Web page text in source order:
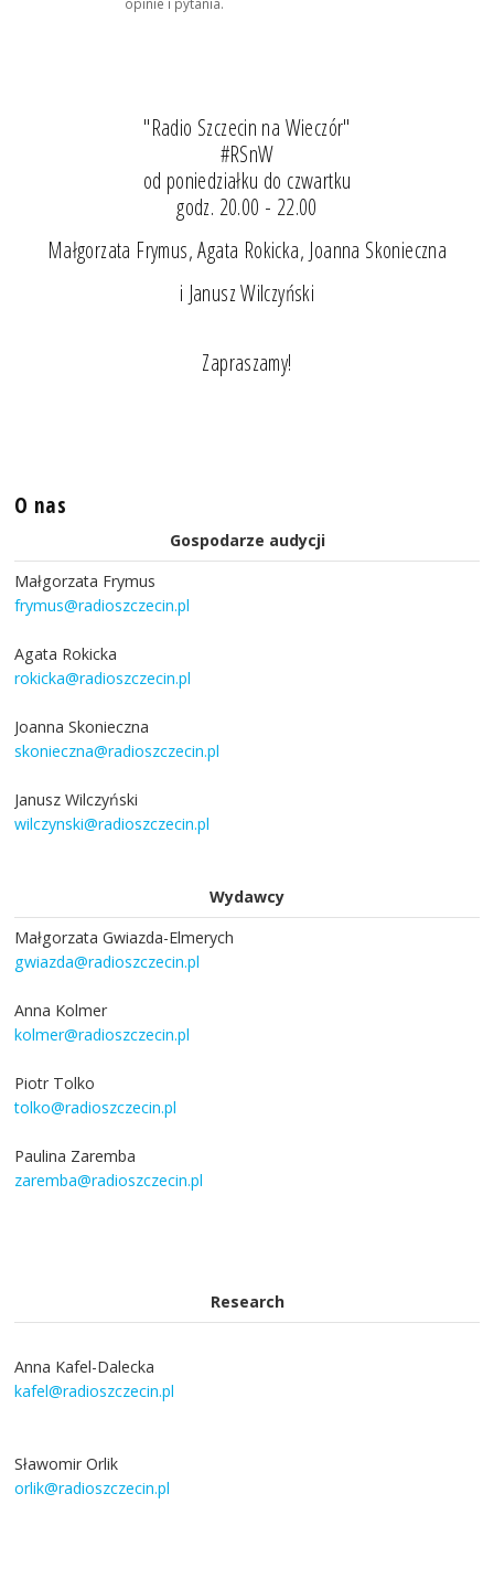
"Radio Szczecin na Wieczór"
#RSnW
od poniedziałku do czwartku
godz. 20.00 - 22.00
Małgorzata Frymus, Agata Rokicka, Joanna Skonieczna
i Janusz Wilczyński
Zapraszamy!
O nas
Gospodarze audycji
Małgorzata Frymus
frymus@radioszczecin.pl
Agata Rokicka
rokicka@radioszczecin.pl
Joanna Skonieczna
skonieczna@radioszczecin.pl
Janusz Wilczyński
wilczynski@radioszczecin.pl
Wydawcy
Małgorzata Gwiazda-Elmerych
gwiazda@radioszczecin.pl
Anna Kolmer
kolmer@radioszczecin.pl
Piotr Tolko
tolko@radioszczecin.pl
Paulina Zaremba
zaremba@radioszczecin.pl
Research
Anna Kafel-Dalecka
kafel@radioszczecin.pl
Sławomir Orlik
orlik@radioszczecin.pl